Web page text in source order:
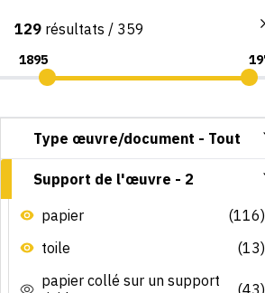
Consultation par image
129 résultats / 359
Type œuvre/document - Tout
Support de l'œuvre - 2
papier
(116)
toile
(13)
papier collé sur un support
(43)